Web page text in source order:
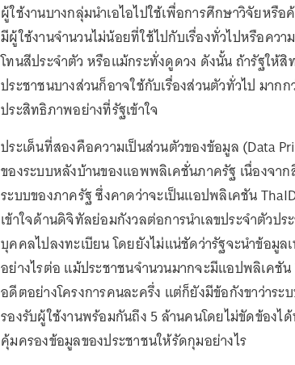
ผู้ใช้งานบางกลุ่มนำเอไอไปใช้เพื่อการศึกษาวิจัยหรื
มีผู้ใช้งานจำนวนไม่น้อยที่ใช้ไปกับเรื่องทั่วไปหรือควา
โทนสีประจำตัว หรือแม้กระทั่งดูดวง ดังนั้น ถ้ารัฐให้สิ
ประชาชนบางส่วนก็อาจใช้กับเรื่องส่วนตัวทั่วไป มาก
ประสิทธิภาพอย่างที่รัฐเข้าใจ
ประเด็นที่สองคือความเป็นส่วนตัวของข้อมูล (Data
ของระบบหลังบ้านของแอพพลิเคชั่นภาครัฐ เนื่องจา
ระบบของภาครัฐ ซึ่งคาดว่าจะเป็นแอปพลิเคชัน
เข้าใจด้านดิจิทัลย่อมกังวลต่อการนำเลขประจำตัวป
บุคคลไปลงทะเบียน โดยยังไม่แน่ชัดว่ารัฐจะนำข้อมูล
อย่างไรต่อ แม้ประชาชนจำนวนมากจะมีแอปพลิเคชัน
อดีตอย่างโครงการคนละครึ่ง แต่ก็ยังมีข้อกังขาว่าระ
รองรับผู้ใช้งานพร้อมกันถึง 5 ล้านคนโดยไม่ขัดข้องไ
คุ้มครองข้อมูลของประชาชนให้รัดกุมอย่างไร